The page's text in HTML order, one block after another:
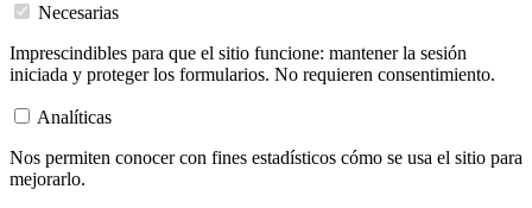
Necesarias
Imprescindibles para que el sitio funcione: mantener la sesión
iniciada y proteger los formularios. No requieren consentimiento.
Analíticas
Nos permiten conocer con fines estadísticos cómo se usa el sitio para
mejorarlo.